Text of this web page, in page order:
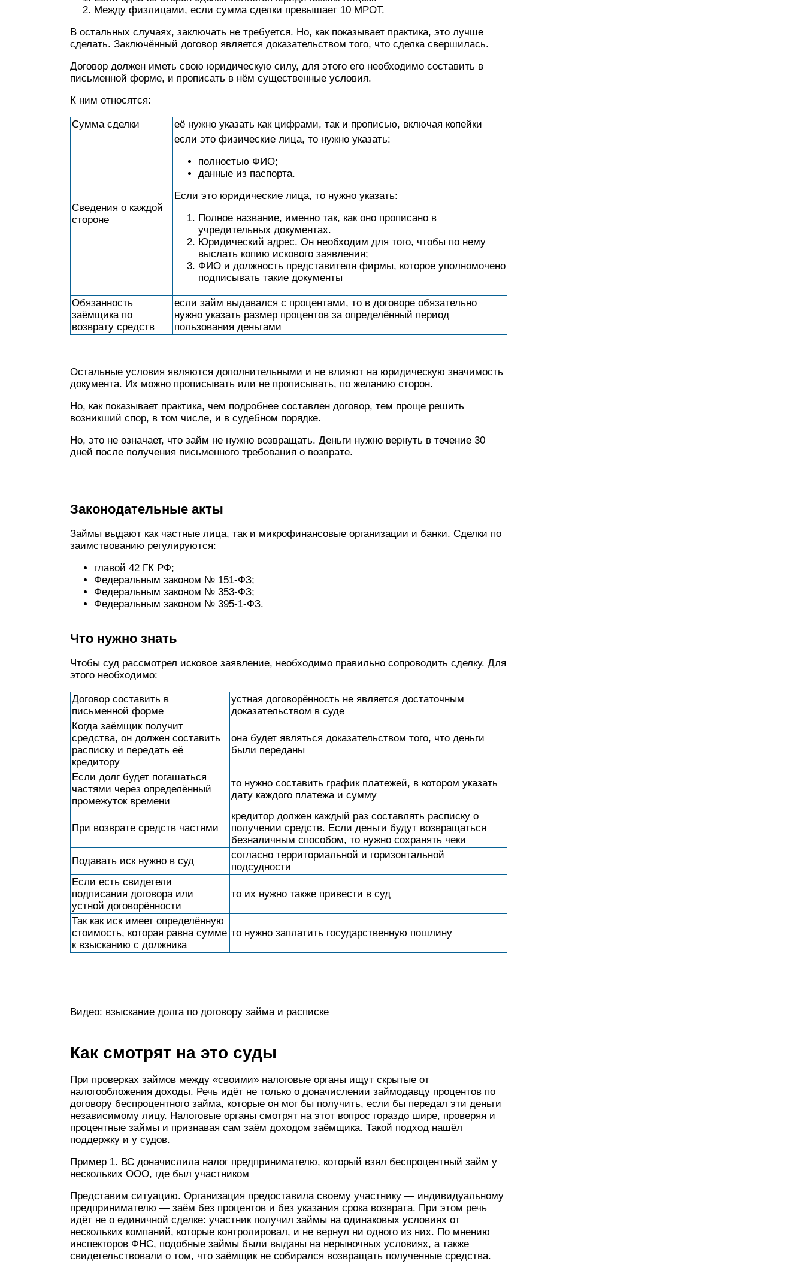
Между физлицами, если сумма сделки превышает 10 МРОТ.
В остальных случаях, заключать не требуется. Но, как показывает практика, это лучше
сделать. Заключённый договор является доказательством того, что сделка свершилась.
Договор должен иметь свою юридическую силу, для этого его необходимо составить в
письменной форме, и прописать в нём существенные условия.
К ним относятся:
Сумма сделки её нужно указать как цифрами, так и прописью, включая копейки
Сведения о каждой
стороне
если это физические лица, то нужно указать:
полностью ФИО;
данные из паспорта.
Если это юридические лица, то нужно указать:
Полное название, именно так, как оно прописано в
учредительных документах.
Юридический адрес. Он необходим для того, чтобы по нему
выслать копию искового заявления;
ФИО и должность представителя фирмы, которое уполномочено
подписывать такие документы
Обязанность
заёмщика по
возврату средств
если займ выдавался с процентами, то в договоре обязательно
нужно указать размер процентов за определённый период
пользования деньгами
Остальные условия являются дополнительными и не влияют на юридическую значимость
документа. Их можно прописывать или не прописывать, по желанию сторон.
Но, как показывает практика, чем подробнее составлен договор, тем проще решить
возникший спор, в том числе, и в судебном порядке.
Но, это не означает, что займ не нужно возвращать. Деньги нужно вернуть в течение 30
дней после получения письменного требования о возврате.
Законодательные акты
Займы выдают как частные лица, так и микрофинансовые организации и банки. Сделки по
заимствованию регулируются:
главой 42 ГК РФ;
Федеральным законом № 151-ФЗ;
Федеральным законом № 353-ФЗ;
Федеральным законом № 395-1-ФЗ.
Что нужно знать
Чтобы суд рассмотрел исковое заявление, необходимо правильно сопроводить сделку. Для
этого необходимо:
Договор составить в
письменной форме
устная договорённость не является достаточным
доказательством в суде
Когда заёмщик получит
средства, он должен составить
расписку и передать её
кредитору
она будет являться доказательством того, что деньги
были переданы
Если долг будет погашаться
частями через определённый
промежуток времени
то нужно составить график платежей, в котором указать
дату каждого платежа и сумму
При возврате средств частями
кредитор должен каждый раз составлять расписку о
получении средств. Если деньги будут возвращаться
безналичным способом, то нужно сохранять чеки
Подавать иск нужно в суд
согласно территориальной и горизонтальной
подсудности
Если есть свидетели
подписания договора или
устной договорённости
то их нужно также привести в суд
Так как иск имеет определённую
стоимость, которая равна сумме
к взысканию с должника
то нужно заплатить государственную пошлину
Видео: взыскание долга по договору займа и расписке
Как смотрят на это суды
При проверках займов между «своими» налоговые органы ищут скрытые от
налогообложения дохо­ды. Речь идёт не только о доначислении займодавцу процентов по
договору беспроцентного займа, которые он мог бы полу­чить, если бы передал эти деньги
независимому лицу. Налоговые органы смотрят на этот вопрос гораздо шире, проверяя и
процентные займы и признавая сам заём доходом за­ёмщика. Такой подход нашёл
поддержку и у судов.
Пример 1. ВС доначислила налог предпринимателю, который взял беспроцентный займ у
нескольких ООО, где был участником
Представим ситуацию. Организация предоставила свое­му участнику — индивидуальному
предпринимателю — заём без процентов и без указания срока возврата. При этом речь
идёт не о единичной сделке: участник получил займы на оди­наковых условиях от
нескольких компаний, которые контроли­ровал, и не вернул ни одного из них. По мнению
инспекторов ФНС, подобные займы были выданы на нерыноч­ных условиях, а также
свидетельствовали о том, что заёмщик не собирался возвращать полученные средства.